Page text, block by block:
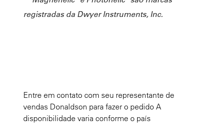
registradas da Dwyer Instruments, Inc.
Entre em contato com seu representante de
vendas Donaldson para fazer o pedido A
disponibilidade varia conforme o país